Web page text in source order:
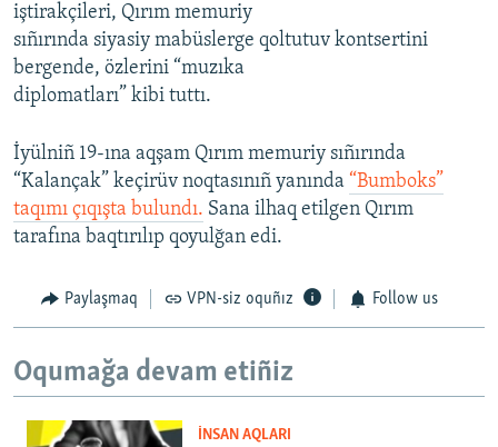
iştirakçileri, Qırım memuriy
sıñırında siyasiy mabüslerge qoltutuv kontsertini
bergende, özlerini “muzıka
diplomatları” kibi tuttı.
İyülniñ 19-ına aqşam Qırım memuriy sıñırında
“Kalançak” keçirüv noqtasınıñ yanında “Bumboks”
taqımı çıqışta bulundı. Sana ilhaq etilgen Qırım
tarafına baqtırılıp qoyulğan edi.
Paylaşmaq VPN-siz oquñız Follow us
Oqumağa devam etiñiz
İNSAN AQLARI